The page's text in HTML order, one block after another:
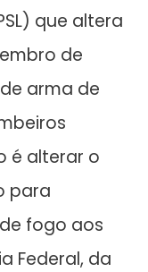
que altera
de
arma de
é alterar o
para
fogo aos
Federal, da